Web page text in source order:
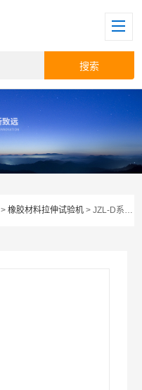
>橡胶材料拉伸试验机 > JZL-D系列橡胶材料拉伸试验机